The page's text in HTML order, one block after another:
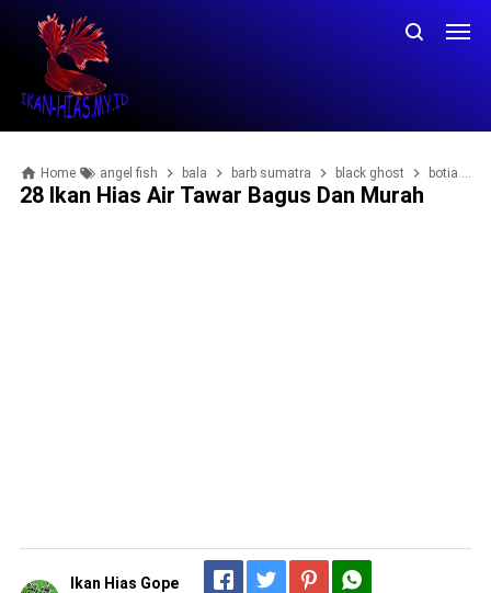
Home angel fish bala barb sumatra black ghost botia
28 Ikan Hias Air Tawar Bagus Dan Murah
Ikan Hias Gope